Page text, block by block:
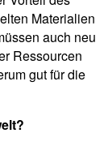
Materialien
auch neu
Ressourcen
gut für die